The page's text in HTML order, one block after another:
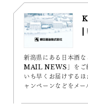
新潟県にある日本酒
MAIL NEWS」をご
いち早くお届けする
ャンペーンなどをメー